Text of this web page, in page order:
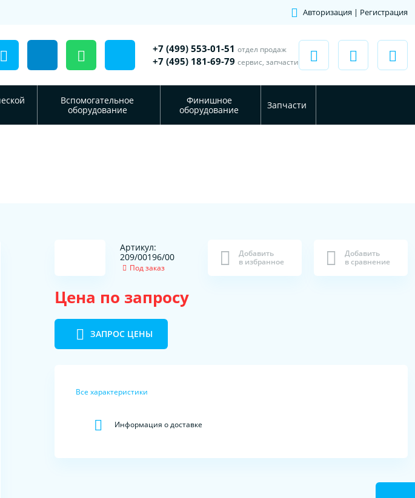
Авторизация | Регистрация
+7 (499) 553-01-51 отдел продаж
+7 (495) 181-69-79 сервис, запчасти
Вспомогательное
оборудование
Финишное
оборудование
Запчасти
Артикул:
209/00196/00
Под заказ
Добавить
в избранное
Добавить
в сравнение
Цена по запросу
ЗАПРОС ЦЕНЫ
Все характеристики
Информация о доставке